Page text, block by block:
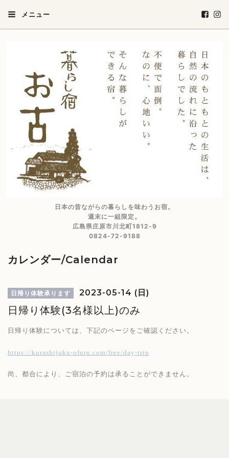
メニュー
日本の昔ながらの暮らしを味わうお宿。
週末に一組限定。
広島県庄原市川北町1812-9
0824-72-9188
カレンダー/Calendar
日帰り体験承ります 2023-05-14 (日)
日帰り体験(3名様以上)のみ
日帰り体験については、下記のページをご確認ください。
https://kurashijuku-ofuru.com/free/day-trip
尚、都合により、ご宿泊の予約は承ることができません。